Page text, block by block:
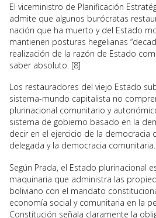
El viceministro de Planificación
admite que algunos burócratas
nación que ha muerto y del Estado
mantienen posturas hegelianas
realización de la razón de Estado
saber absoluto. [8]
Los restauradores del viejo Estado
sistema-mundo capitalista no
plurinacional comunitario y
sistema de gobierno basado en la
decir en el ejercicio de la democracia
delegada y la democracia comunitaria.
Según Prada, el Estado plurinacional
maquinaria que administra las
boliviano con el mandato
economía social y comunitaria en la
Constitución señala claramente la